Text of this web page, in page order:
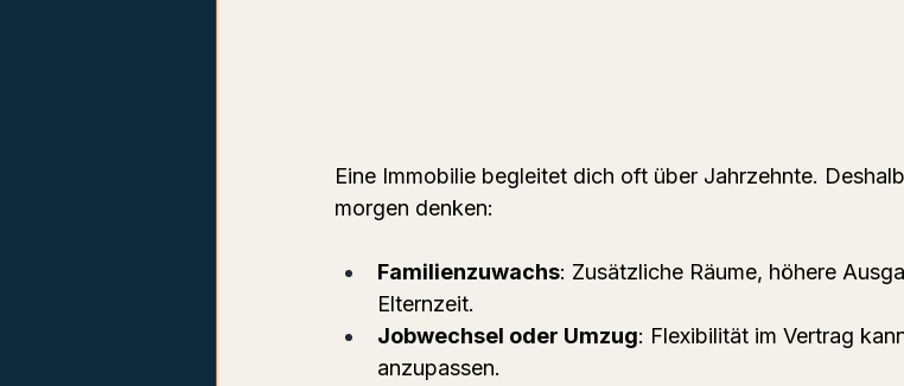
Eine Immobilie begleitet dich oft über Jahrzehnte.
morgen denken:
Familienzuwachs: Zusätzliche Räume, höhere
Elternzeit.
Jobwechsel oder Umzug: Flexibilität im Vertrag
anzupassen.